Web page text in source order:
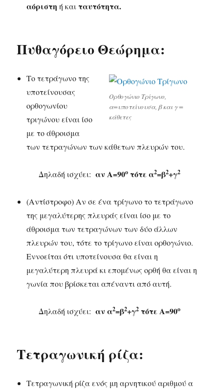
αόριστηή και ταυτότητα.
Πυθαγόρειο Θεώρημα:
Ορθογώνιο Τρίγωνο,
α=υποτείνουσα, β και γ =
κάθετες
Το τετράγωνο της
υποτείνουσας
ορθογωνίου
τριγώνου είναι ίσο
με το άθροισμα
των τετραγώνων των κάθετων πλευρών του.
Δηλαδή ισχύει: αν A=90o τότε α2=β2+γ2
(Αντίστροφο) Αν σε ένα τρίγωνο το τετράγωνο
της μεγαλύτερης πλευράς είναι ίσο με το
άθροισμα των τετραγώνων των δύο άλλων
πλευρών του, τότε το τρίγωνο είναι ορθογώνιο.
Εννοείται ότι υποτείνουσα θα είναι η
μεγαλύτερη πλευρά κι επομένως ορθή θα είναι η
γωνία που βρίσκεται απέναντι από αυτή.
Δηλαδή ισχύει: αν α2=β2+γ2 τότε A=90o
Τετραγωνική ρίζα:
Τετραγωνική ρίζα ενός μη αρνητικού αριθμού α